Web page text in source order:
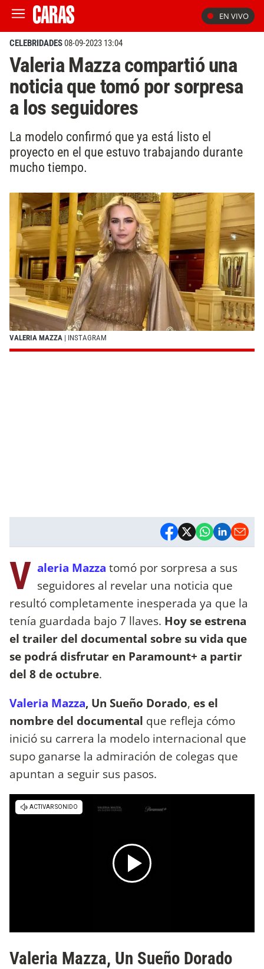
EN VIVO
CELEBRIDADES08-09-2023 13:04
Valeria Mazza compartió una
noticia que tomó por sorpresa
a los seguidores
La modelo confirmó que ya está listo el
proyecto en el que estuvo trabajando durante
mucho tiempo.
VALERIA MAZZA | INSTAGRAM
V aleria Mazza tomó por sorpresa a sus
seguidores al revelar una noticia que
resultó completamente inesperada ya que la
tenía guardada bajo 7 llaves. Hoy se estrena
el trailer del documental sobre su vida que
se podrá disfrutar en Paramount+ a partir
del 8 de octubre.
Valeria Mazza, Un Sueño Dorado, es el
nombre del documental que refleja cómo
inició su carrera la modelo internacional que
supo ganarse la admiración de colegas que
apuntan a seguir sus pasos.
Valeria Mazza, Un Sueño Dorado